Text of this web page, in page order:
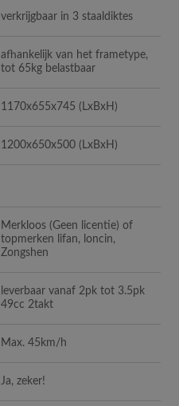
verkrijgbaar in 3 staaldiktes
afhankelijk van het frametype,
tot 65kg belastbaar
1170x655x745 (LxBxH)
1200x650x500 (LxBxH)
Merkloos (Geen licentie) of
topmerken lifan, loncin,
Zongshen
leverbaar vanaf 2pk tot 3.5pk
49cc 2takt
Max. 45km/h
Ja, zeker!